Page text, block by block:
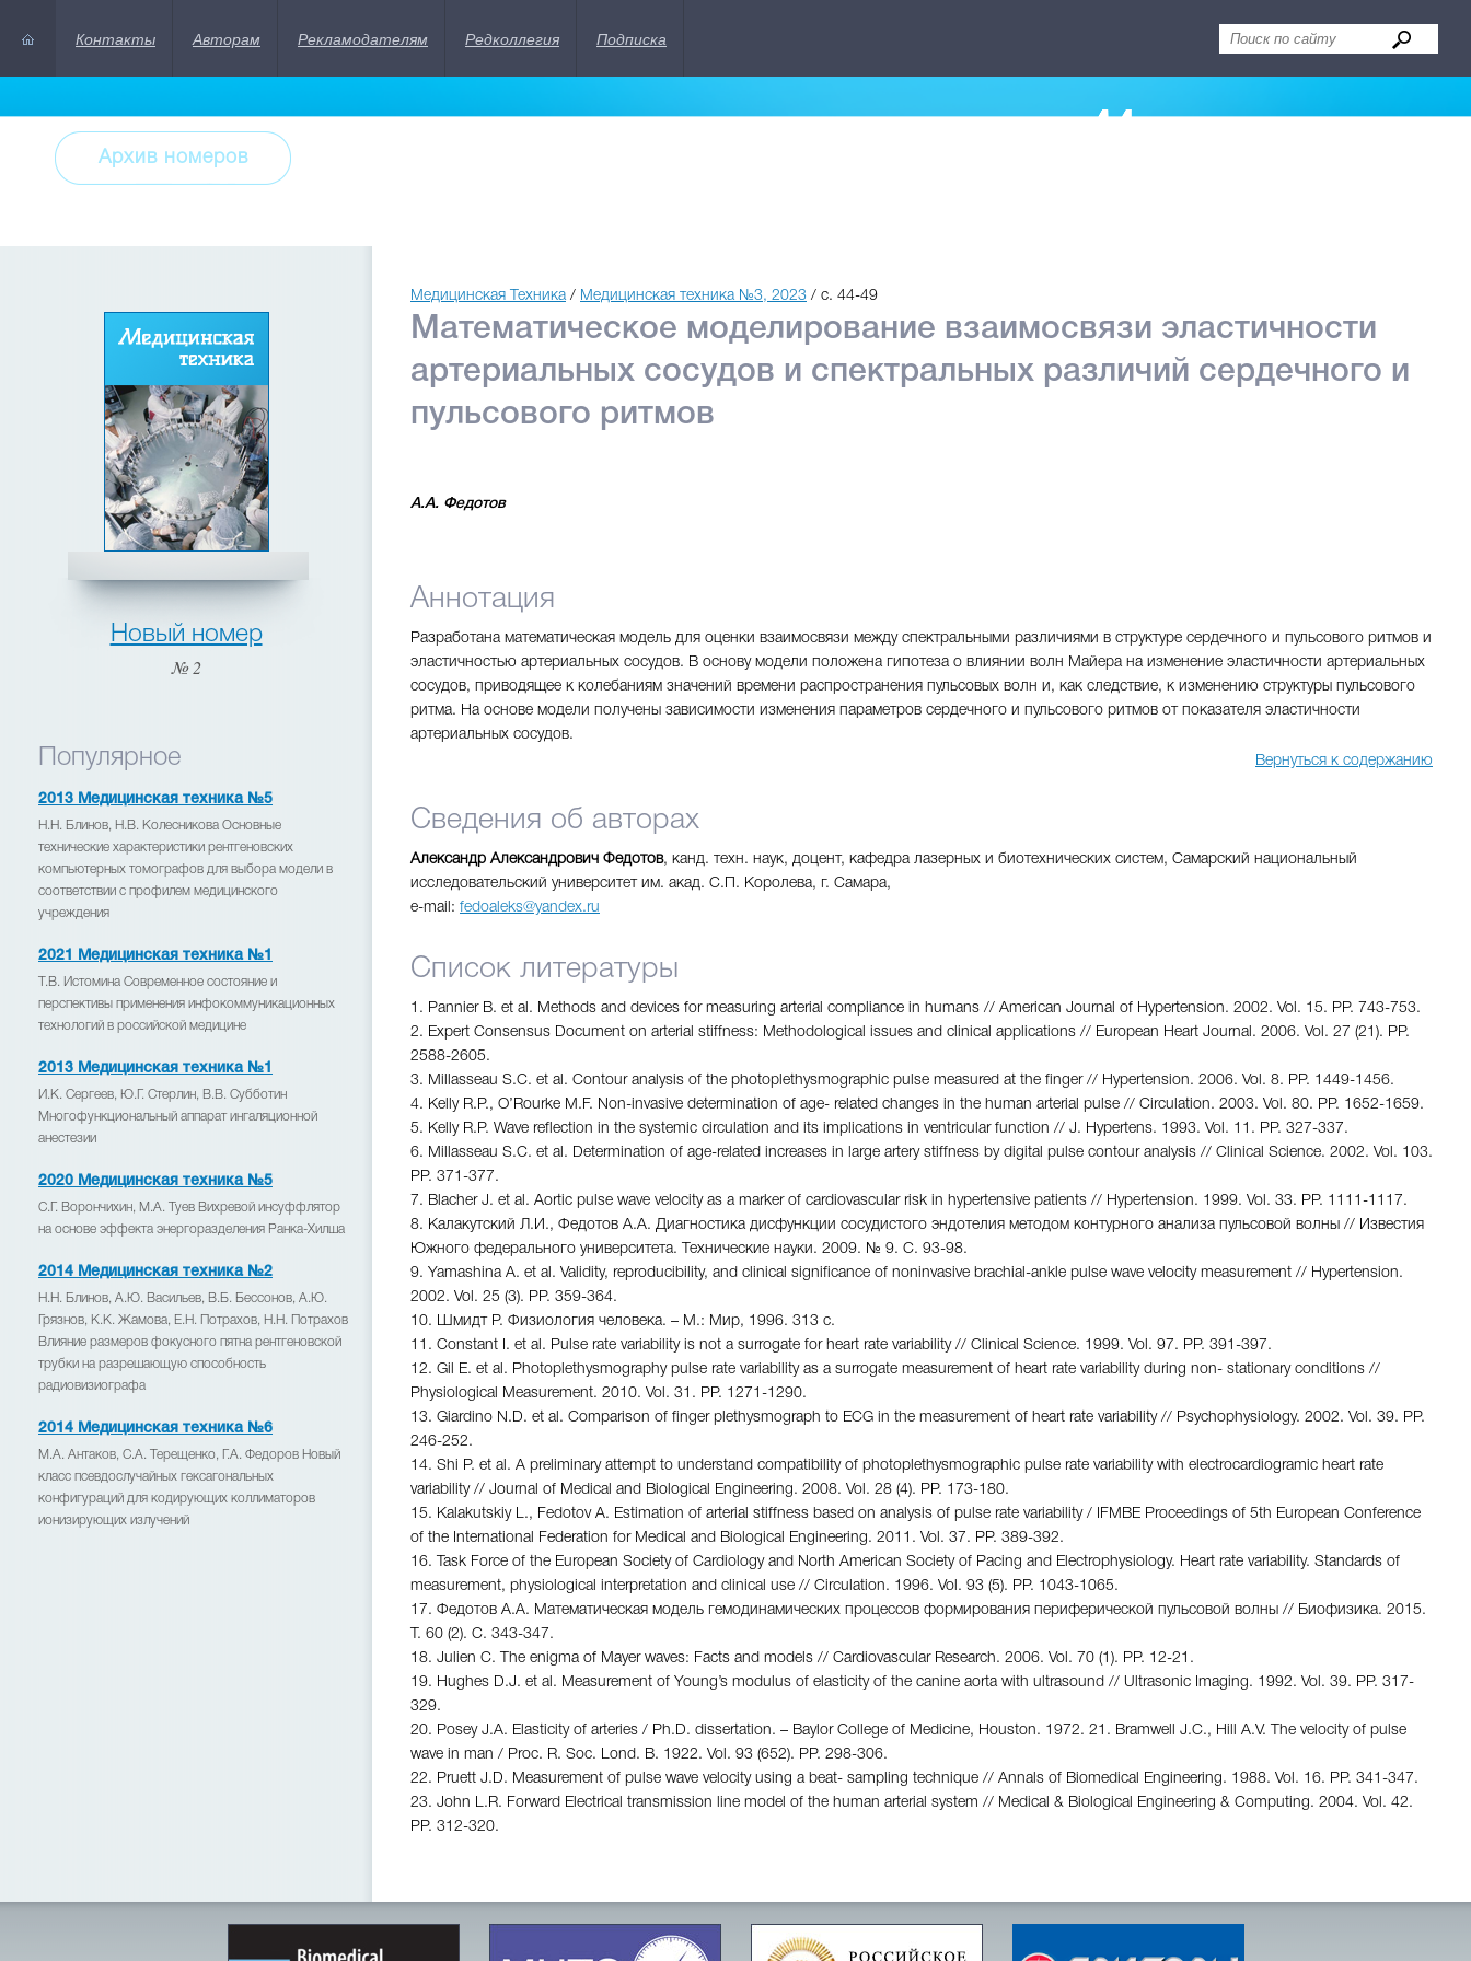
Контакты Авторам Рекламодателям Редколлегия Подписка
Архив номеров
Медицинская Техника/ Медицинская техника №3, 2023 / с. 44-49
Математическое моделирование взаимосвязи эластичности
артериальных сосудов и спектральных различий сердечного и
пульсового ритмов
А.А. Федотов
Аннотация
Разработана математическая модель для оценки взаимосвязи между спектральными различиями в структуре сердечного и пульсового ритмов и
эластичностью артериальных сосудов. В основу модели положена гипотеза о влиянии волн Майера на изменение эластичности артериальных
сосудов, приводящее к колебаниям значений времени распространения пульсовых волн и, как следствие, к изменению структуры пульсового
ритма. На основе модели получены зависимости изменения параметров сердечного и пульсового ритмов от показателя эластичности
артериальных сосудов.
Вернуться к содержанию
Сведения об авторах
Александр Александрович Федотов, канд. техн. наук, доцент, кафедра лазерных и биотехнических систем, Самарский национальный
исследовательский университет им. акад. С.П. Королева, г. Самара,
e-mail: fedoaleks@yandex.ru
Список литературы
1. Pannier B. et al. Methods and devices for measuring arterial compliance in humans // American Journal of Hypertension. 2002. Vol. 15. PР. 743-753.
2. Expert Consensus Document on arterial stiffness: Methodological issues and clinical applications // European Heart Journal. 2006. Vol. 27 (21). PР.
2588-2605.
3. Millasseau S.C. et al. Contour analysis of the photoplethysmographic pulse measured at the finger // Hypertension. 2006. Vol. 8. PР. 1449-1456.
4. Kelly R.P., O’Rourke M.F. Non-invasive determination of age- related changes in the human arterial pulse // Circulation. 2003. Vol. 80. PР. 1652-1659.
5. Kelly R.P. Wave reflection in the systemic circulation and its implications in ventricular function // J. Hypertens. 1993. Vol. 11. PР. 327-337.
6. Millasseau S.C. et al. Determination of age-related increases in large artery stiffness by digital pulse contour analysis // Clinical Science. 2002. Vol. 103.
PР. 371-377.
7. Blacher J. et al. Aortic pulse wave velocity as a marker of cardiovascular risk in hypertensive patients // Hypertension. 1999. Vol. 33. PР. 1111-1117.
8. Калакутский Л.И., Федотов А.А. Диагностика дисфункции сосудистого эндотелия методом контурного анализа пульсовой волны // Известия
Южного федерального университета. Технические науки. 2009. № 9. С. 93-98.
9. Yamashina A. et al. Validity, reproducibility, and clinical significance of noninvasive brachial-ankle pulse wave velocity measurement // Hypertension.
2002. Vol. 25 (3). PР. 359-364.
10. Шмидт Р. Физиология человека. – М.: Мир, 1996. 313 с.
11. Constant I. et al. Pulse rate variability is not a surrogate for heart rate variability // Clinical Science. 1999. Vol. 97. PР. 391-397.
12. Gil E. et al. Photoplethysmography pulse rate variability as a surrogate measurement of heart rate variability during non- stationary conditions //
Physiological Measurement. 2010. Vol. 31. PР. 1271-1290.
13. Giardino N.D. et al. Comparison of finger plethysmograph to ECG in the measurement of heart rate variability // Psychophysiology. 2002. Vol. 39. PР.
246-252.
14. Shi P. et al. A preliminary attempt to understand compatibility of photoplethysmographic pulse rate variability with electrocardiogramic heart rate
variability // Journal of Medical and Biological Engineering. 2008. Vol. 28 (4). PР. 173-180.
15. Kalakutskiy L., Fedotov A. Estimation of arterial stiffness based on analysis of pulse rate variability / IFMBE Proceedings of 5th European Conference
of the International Federation for Medical and Biological Engineering. 2011. Vol. 37. PР. 389-392.
16. Task Force of the European Society of Cardiology and North American Society of Pacing and Electrophysiology. Heart rate variability. Standards of
measurement, physiological interpretation and clinical use // Circulation. 1996. Vol. 93 (5). PР. 1043-1065.
17. Федотов А.А. Математическая модель гемодинамических процессов формирования периферической пульсовой волны // Биофизика. 2015.
Т. 60 (2). С. 343-347.
18. Julien C. The enigma of Mayer waves: Facts and models // Cardiovascular Research. 2006. Vol. 70 (1). PР. 12-21.
19. Hughes D.J. et al. Measurement of Young’s modulus of elasticity of the canine aorta with ultrasound // Ultrasonic Imaging. 1992. Vol. 39. PР. 317-
329.
20. Posey J.A. Elasticity of arteries / Ph.D. dissertation. – Baylor College of Medicine, Houston. 1972. 21. Bramwell J.C., Hill A.V. The velocity of pulse
wave in man / Proc. R. Soc. Lond. B. 1922. Vol. 93 (652). PР. 298-306.
22. Pruett J.D. Measurement of pulse wave velocity using a beat- sampling technique // Annals of Biomedical Engineering. 1988. Vol. 16. PР. 341-347.
23. John L.R. Forward Electrical transmission line model of the human arterial system // Medical & Biological Engineering & Computing. 2004. Vol. 42.
PР. 312-320.
Новый номер
№ 2
Популярное
2013 Медицинская техника №5
Н.Н. Блинов, Н.В. Колесникова Основные
технические характеристики рентгеновских
компьютерных томографов для выбора модели в
соответствии с профилем медицинского
учреждения
2021 Медицинская техника №1
Т.В. Истомина Современное состояние и
перспективы применения инфокоммуникационных
технологий в российской медицине
2013 Медицинская техника №1
И.К. Сергеев, Ю.Г. Стерлин, В.В. Субботин
Многофункциональный аппарат ингаляционной
анестезии
2020 Медицинская техника №5
С.Г. Ворончихин, М.А. Туев Вихревой инсуффлятор
на основе эффекта энергоразделения Ранка-Хилша
2014 Медицинская техника №2
Н.Н. Блинов, А.Ю. Васильев, В.Б. Бессонов, А.Ю.
Грязнов, К.К. Жамова, Е.Н. Потрахов, Н.Н. Потрахов
Влияние размеров фокусного пятна рентгеновской
трубки на разрешающую способность
радиовизиографа
2014 Медицинская техника №6
М.А. Антаков, С.А. Терещенко, Г.А. Федоров Новый
класс псевдослучайных гексагональных
конфигураций для кодирующих коллиматоров
ионизирующих излучений